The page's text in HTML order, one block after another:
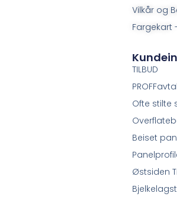
Vilkår og
Fargekart
TILBUD
Ofte stilte
Beiset
Østsiden